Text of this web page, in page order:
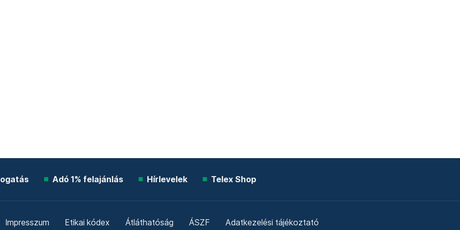
Adó 1% felajánlás Hírlevelek Telex Shop
Impresszum Etikai kódex Átláthatóság ÁSZF Adatkezelési tájékoztató